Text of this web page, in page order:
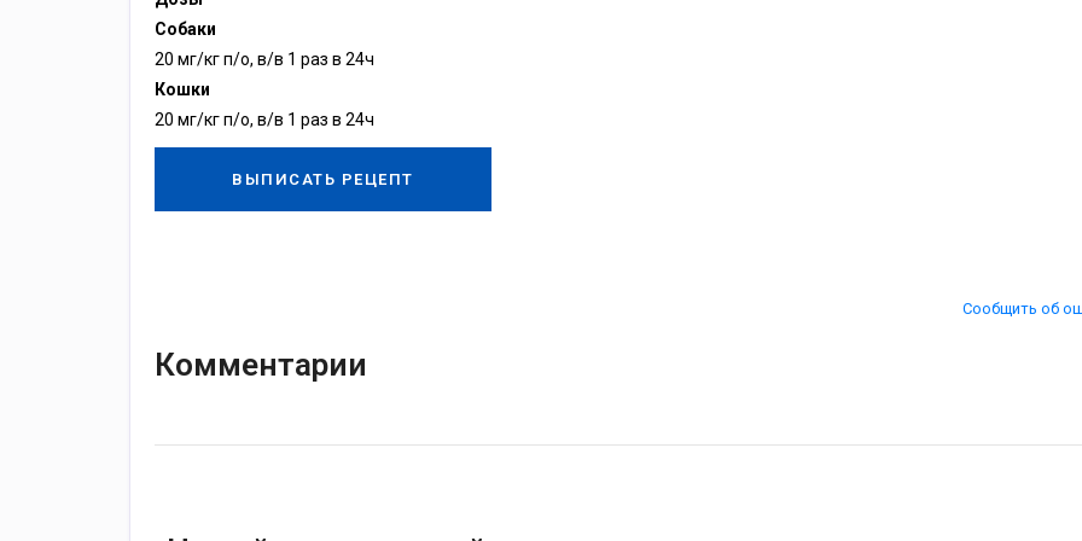
Собаки
20 мг/кг п/о, в/в 1 раз в 24ч
Кошки
20 мг/кг п/о, в/в 1 раз в 24ч
ВЫПИСАТЬ РЕЦЕПТ
Сообщить об
Комментарии